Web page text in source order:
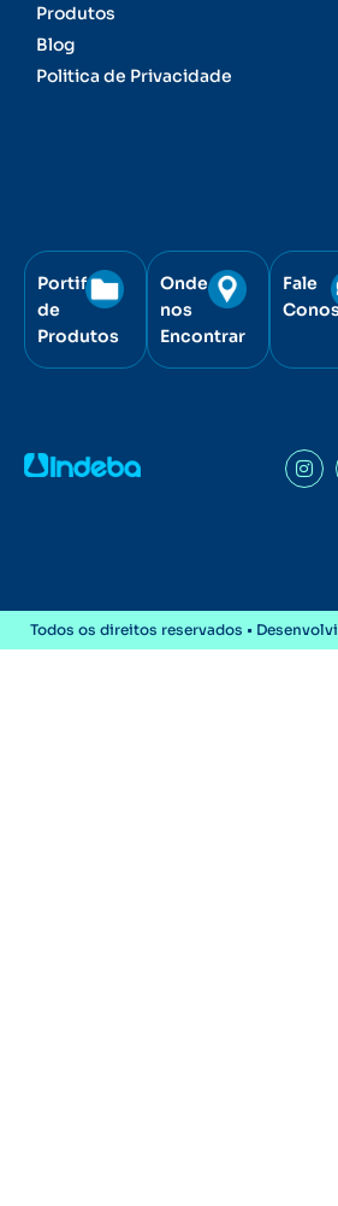
Produtos
Blog
Politica de Privacidade
Portifólio
de
Produtos
Onde
nos
Encontrar
Fale
Todos os direitos reservados •